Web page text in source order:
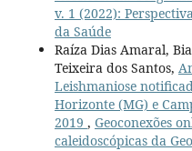
v. 1 (2022):
da Saúde
Raíza Dias Amaral,
Teixeira dos Santos,
Leishmaniose
Horizonte (MG) e
2019 , Geoconexões
caleidoscópicas da